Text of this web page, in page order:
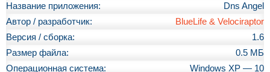
Название приложения:
Dns Angel
Автор / разработчик:
BlueLife & Velociraptor
Версия / сборка:
1.6
Размер файла:
0.5 МБ
Операционная система:
Windows XP — 10